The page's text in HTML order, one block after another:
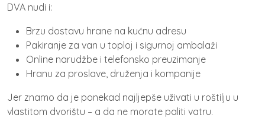
DVA nudi i:
Brzu dostavu hrane na kućnu adresu
Pakiranje za van u toploj i sigurnoj ambalaži
Online narudžbe i telefonsko preuzimanje
Hranu za proslave, druženja i kompanije
Jer znamo da je ponekad najljepše uživati u roštilju u
vlastitom dvorištu – a da ne morate paliti vatru.